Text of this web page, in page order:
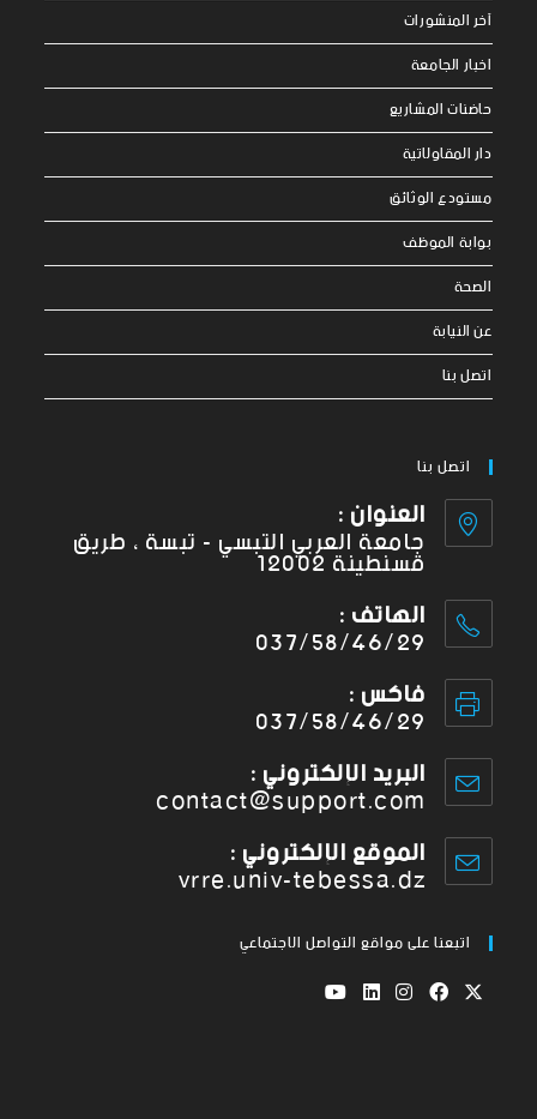
آخر المنشورات
اخبار الجامعة
حاضنات المشاريع
دار المقاولاتية
مستودع الوثائق
بوابة الموظف
الصحة
عن النيابة
اتصل بنا
اتصل بنا
العنوان :
جامعة العربي التبسي - تبسة ، طريق
قسنطينة 12002
الهاتف :
037/58/46/29
فاكس :
037/58/46/29
البريد الإلكتروني :
contact@support.com
الموقع الإلكتروني :
vrre.univ-tebessa.dz
اتبعنا على مواقع التواصل الاجتماعي